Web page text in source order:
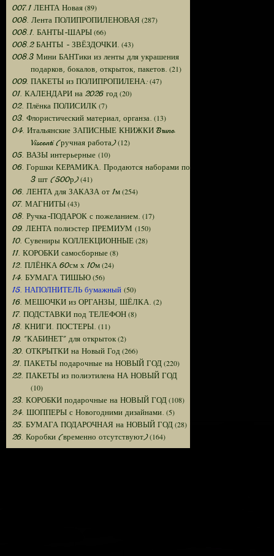
007.1 ЛЕНТА Новая(89)
008. Лента ПОЛИПРОПИЛЕНОВАЯ (287)
008.1. БАНТЫ-ШАРЫ(66)
008.2 БАНТЫ - ЗВЁЗДОЧКИ. (43)
008.3 Мини БАНТики из ленты для украшения
подарков, бокалов, открыток, пакетов. (21)
009. ПАКЕТЫ из ПОЛИПРОПИЛЕНА:(47)
01. КАЛЕНДАРИ на 2026 год (20)
02. Плёнка ПОЛИСИЛК(7)
03. Флористический материал, органза. (13)
04. Итальянские ЗАПИСНЫЕ КНИЖКИ Bruno
Visconti (ручная работа)(12)
05. ВАЗЫ интерьерные (10)
06. Горшки КЕРАМИКА. Продаются наборами по
3 шт (500р)(41)
06. ЛЕНТА для ЗАКАЗА от 1м(254)
07. МАГНИТЫ(43)
08. Ручка-ПОДАРОК с пожеланием. (17)
09. ЛЕНТА полиэстер ПРЕМИУМ (150)
10. Сувениры КОЛЛЕКЦИОННЫЕ(28)
11. КОРОБКИ самосборные(8)
12. ПЛЁНКА 60см х 10м(24)
14. БУМАГА ТИШЬЮ(56)
15. НАПОЛНИТЕЛЬ бумажный (50)
16. МЕШОЧКИ из ОРГАНЗЫ, ШЁЛКА. (2)
17. ПОДСТАВКИ под ТЕЛЕФОН(8)
18. КНИГИ. ПОСТЕРЫ. (11)
19. "КАБИНЕТ" для открыток(2)
20. ОТКРЫТКИ на Новый Год (266)
21. ПАКЕТЫ подарочные на НОВЫЙ ГОД(220)
22. ПАКЕТЫ из полиэтилена НА НОВЫЙ ГОД
(10)
23. КОРОБКИ подарочные на НОВЫЙ ГОД(108)
24. ШОППЕРЫ с Новогодними дизайнами. (5)
25. БУМАГА ПОДАРОЧНАЯ на НОВЫЙ ГОД(28)
26. Коробки (временно отсутствуют)(164)